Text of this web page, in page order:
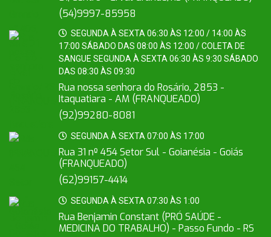
(54)9997-85958
SEGUNDA À SEXTA 06:30 ÀS 12:00 / 14:00 ÀS
17:00 SÁBADO DAS 08:00 ÀS 12:00 / COLETA DE
SANGUE SEGUNDA À SEXTA 06:30 ÀS 9:30 SÁBADO
DAS 08:30 ÀS 09:30
Rua nossa senhora do Rosário, 2853 -
Itaquatiara - AM (FRANQUEADO)
(92)99280-8081
SEGUNDA À SEXTA 07:00 ÀS 17:00
Rua 31 nº 454 Setor Sul - Goianésia - Goiás
(FRANQUEADO)
(62)99157-4414
SEGUNDA À SEXTA 07:30 ÀS 1:00
Rua Benjamin Constant (PRÓ SAÚDE -
MEDICINA DO TRABALHO) - Passo Fundo - RS